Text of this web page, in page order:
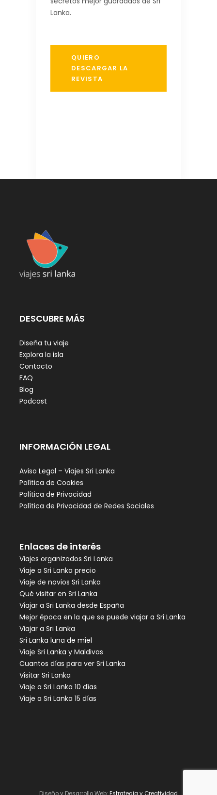
Lanka.
QUIERO
DESCARGAR LA
REVISTA
DESCUBRE MÁS
Diseña tu viaje
Explora la isla
Contacto
FAQ
Blog
Podcast
INFORMACIÓN LEGAL
Aviso Legal – Viajes Sri Lanka
Política de Cookies
Política de Privacidad
Política de Privacidad de Redes Sociales
Enlaces de interés
Viajes organizados Sri Lanka
Viaje a Sri Lanka precio
Viaje de novios Sri Lanka
Qué visitar en Sri Lanka
Viajar a Sri Lanka desde España
Mejor época en la que se puede viajar a Sri Lanka
Viajar a Sri Lanka
Sri Lanka luna de miel
Viaje Sri Lanka y Maldivas
Cuantos días para ver Sri Lanka
Visitar Sri Lanka
Viaje a Sri Lanka 10 días
Viaje a Sri Lanka 15 días